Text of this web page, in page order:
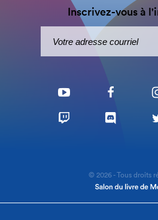
Inscrivez-vous à
© 2026 - Tous droits